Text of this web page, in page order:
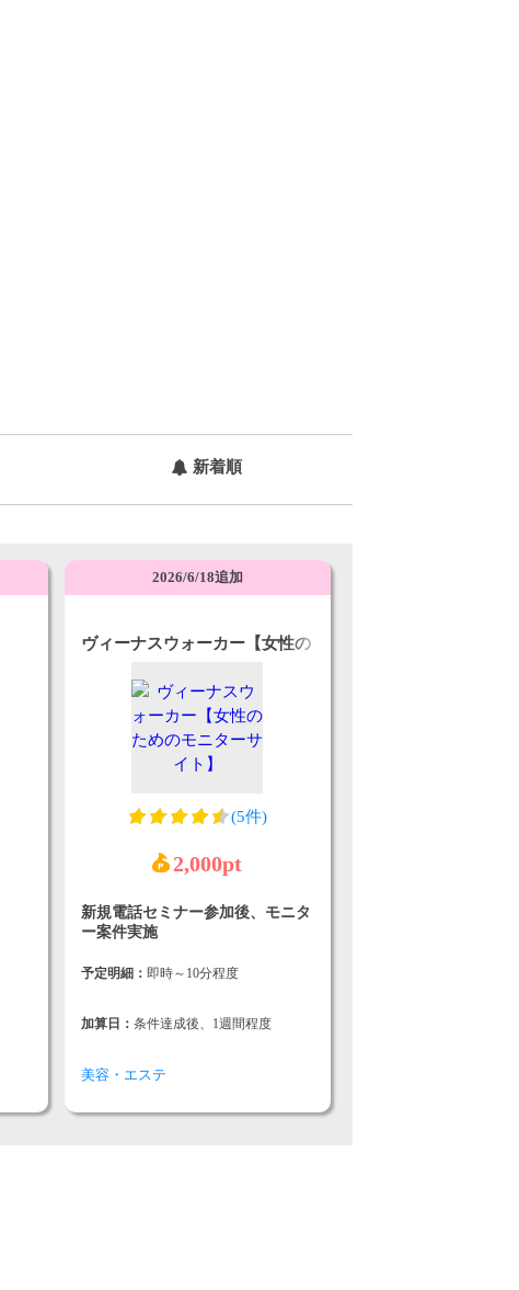
新着順
2026/6/18追加
ヴィーナスウォーカー【女性の
(5件)
2,000pt
新規電話セミナー参加後、モニタ
ー案件実施
予定明細： 即時～10分程度
加算日： 条件達成後、1週間程度
美容・エステ